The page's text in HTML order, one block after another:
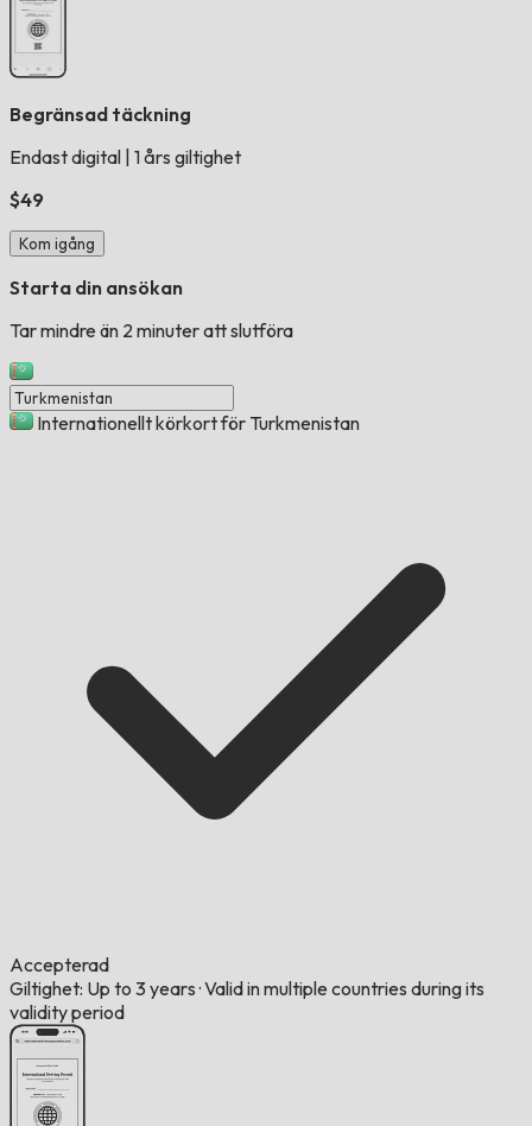
Begränsad täckning
Endast digital 1 års giltighet
$49
Kom igång
Starta din ansökan
Tar mindre än 2 minuter att slutföra
Internationellt körkort för Turkmenistan
Accepterad
Giltighet: Up to 3 years ·Valid in multiple countries during its
validity period